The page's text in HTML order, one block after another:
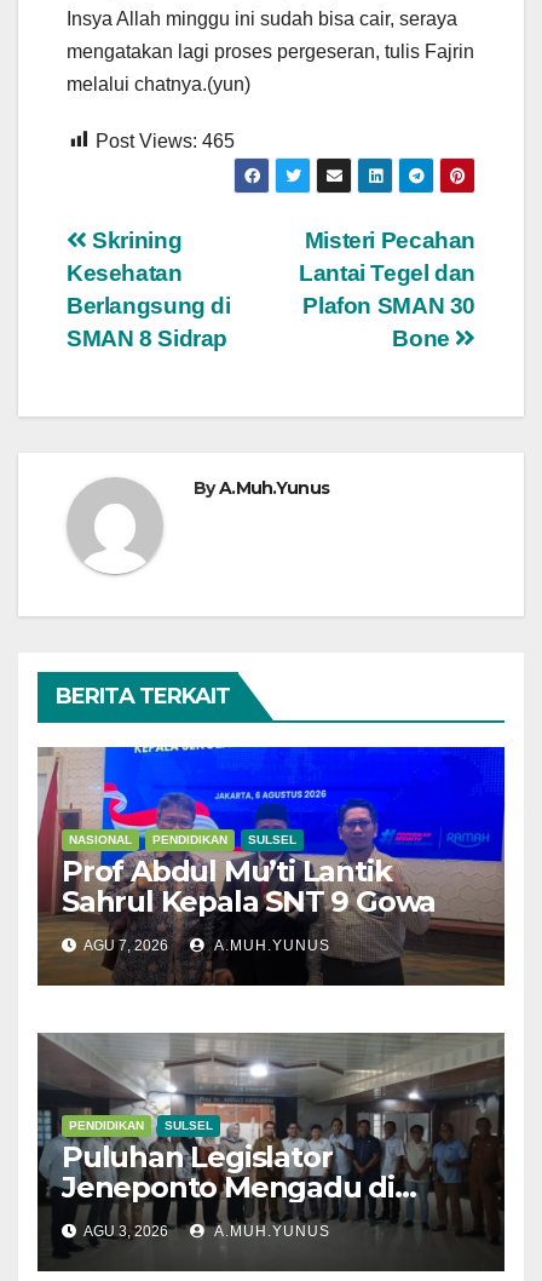
Insya Allah minggu ini sudah bisa cair, seraya
mengatakan lagi proses pergeseran, tulis Fajrin
melalui chatnya.(yun)
Post Views: 465
Navigasi
pos
Misteri Pecahan
Lantai Tegel dan
Plafon SMAN 30
Bone
Skrining
Kesehatan
Berlangsung di
SMAN 8 Sidrap
ByA.Muh.Yunus
BERITA TERKAIT
NASIONAL PENDIDIKAN SULSEL
Prof Abdul Mu’ti Lantik
Sahrul Kepala SNT 9 Gowa
AGU 7, 2026 A.MUH.YUNUS
PENDIDIKAN SULSEL
Puluhan Legislator
Jeneponto Mengadu di
Disdik Sulsel
AGU 3, 2026 A.MUH.YUNUS